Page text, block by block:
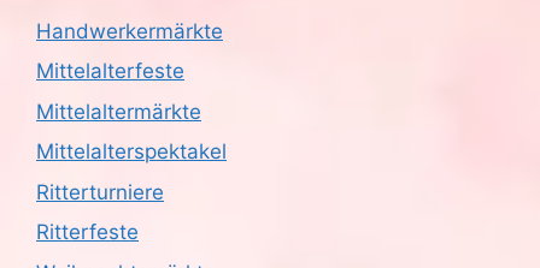
Handwerkermärkte
Mittelalterfeste
Mittelaltermärkte
Mittelalterspektakel
Ritterturniere
Ritterfeste